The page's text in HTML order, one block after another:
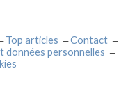
Top articles
Contact
données personnelles